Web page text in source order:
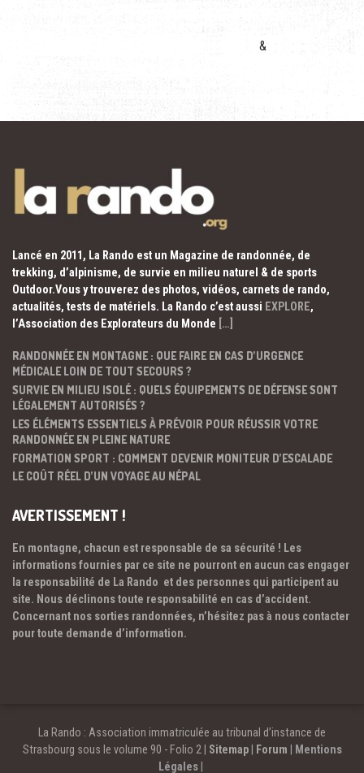
&
Lancé en 2011, La Rando est un Magazine de randonnée, de
trekking, d’alpinisme, de survie en milieu naturel & de sports
Outdoor.Vous y trouverez des photos, vidéos, carnets de rando,
actualités, tests de matériels. La Rando c’est aussi EXPLORE,
l’Association des Explorateurs du Monde […]
RANDONNÉE EN MONTAGNE : QUE FAIRE EN CAS D’URGENCE
MÉDICALE LOIN DE TOUT SECOURS ?
SURVIE EN MILIEU ISOLÉ : QUELS ÉQUIPEMENTS DE DÉFENSE SONT
LÉGALEMENT AUTORISÉS ?
LES ÉLÉMENTS ESSENTIELS À PRÉVOIR POUR RÉUSSIR VOTRE
RANDONNÉE EN PLEINE NATURE
FORMATION SPORT : COMMENT DEVENIR MONITEUR D’ESCALADE
LE COÛT RÉEL D’UN VOYAGE AU NÉPAL
AVERTISSEMENT !
En montagne, chacun est responsable de sa sécurité ! Les
informations fournies par ce site ne pourront en aucun cas engager
la responsabilité de La Rando et des personnes qui participent au
site. Nous déclinons toute responsabilité en cas d’accident.
Concernant nos sorties randonnées, n’hésitez pas à nous contacter
pour toute demande d’information.
La Rando : Association immatriculée au tribunal d’instance de
Strasbourg sous le volume 90 - Folio 2 | Sitemap| Forum
Mentions
Légales